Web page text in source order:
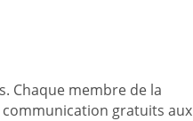
Chaque membre de la
gratuits aux